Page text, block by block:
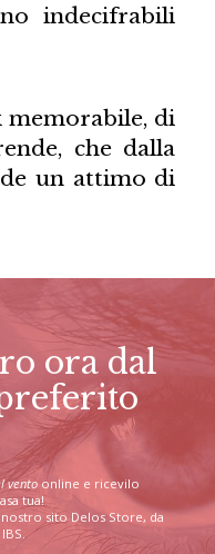
indecifrabili
memorabile, di
che dalla
un attimo di
ora dal
vento online e ricevilo
tua!
sito Delos Store, da